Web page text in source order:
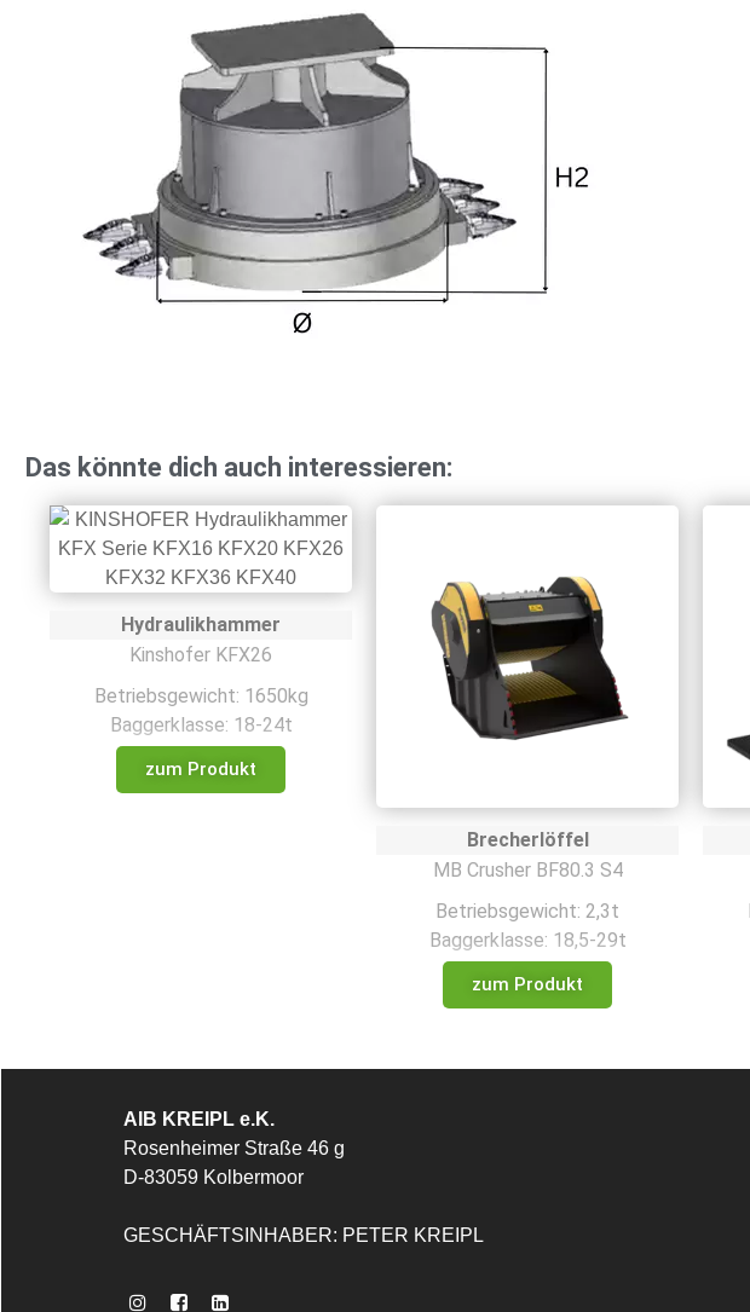
Das könnte dich auch interessieren:
Hydraulikhammer
Kinshofer KFX26
Betriebsgewicht: 1650kg
Baggerklasse: 18-24t
zum Produkt
Brecherlöffel
MB Crusher BF80.3 S4
Betriebsgewicht: 2,3t
Baggerklasse: 18,5-29t
zum Produkt
AIB KREIPL e.K.
Rosenheimer Straße 46 g
D-83059 Kolbermoor
GESCHÄFTSINHABER: PETER KREIPL